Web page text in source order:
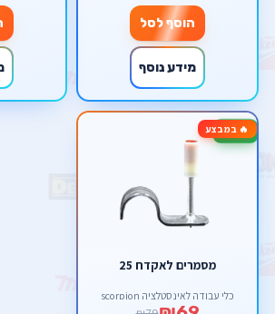
הוסף לסל
מידע נוסף
🔥 במבצע-13%
מסמרים לאקדח 25
כלי עבודה לאינסטלציה scorpion